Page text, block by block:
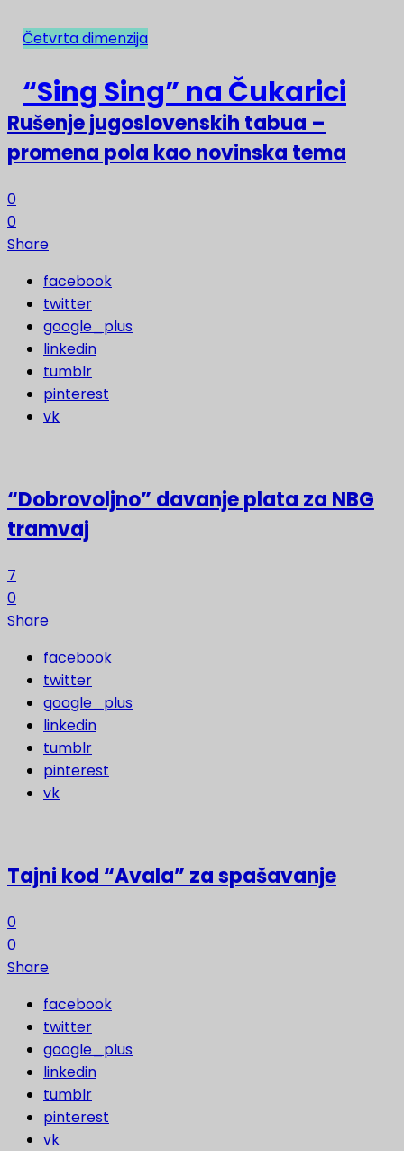
NAJNOVIJE
Rušenje jugoslovenskih tabua –
promena pola kao novinska tema
0
0
Share
facebook
twitter
google_plus
linkedin
tumblr
pinterest
vk
“Dobrovoljno” davanje plata za NBG
tramvaj
7
0
Share
facebook
twitter
google_plus
linkedin
tumblr
pinterest
vk
Tajni kod “Avala” za spašavanje
0
0
Share
facebook
twitter
google_plus
linkedin
tumblr
pinterest
vk
Četvrta dimenzija
“Sing Sing” na Čukarici